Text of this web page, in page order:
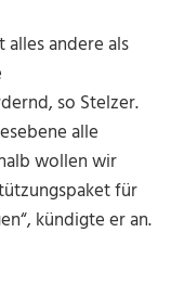
andere als
so Stelzer.
alle
wollen wir
für
kündigte er an.